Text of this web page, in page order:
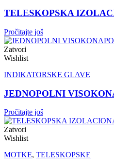
TELESKOPSKA
Pročitajte još
Zatvori
Wishlist
INDIKATORSKE GLAVE
JEDNOPOLNI
Pročitajte još
Zatvori
Wishlist
MOTKE, TELESKOPSKE